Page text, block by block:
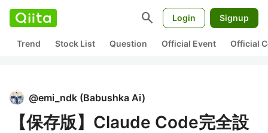
search Login Signup
Trend Stock List Question Official Event Official
@emi_ndk (Babushka Ai)
【保存版】Claude Code完全設